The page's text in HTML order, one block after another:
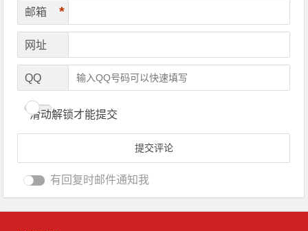
邮箱 *
网址
QQ
滑动解锁才能提交
有回复时邮件通知我